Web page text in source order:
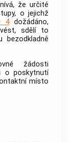
že určité
o jejichž
4dožádáno,
sdělí to
bezodkladně
žádosti
o poskytnutí
místo